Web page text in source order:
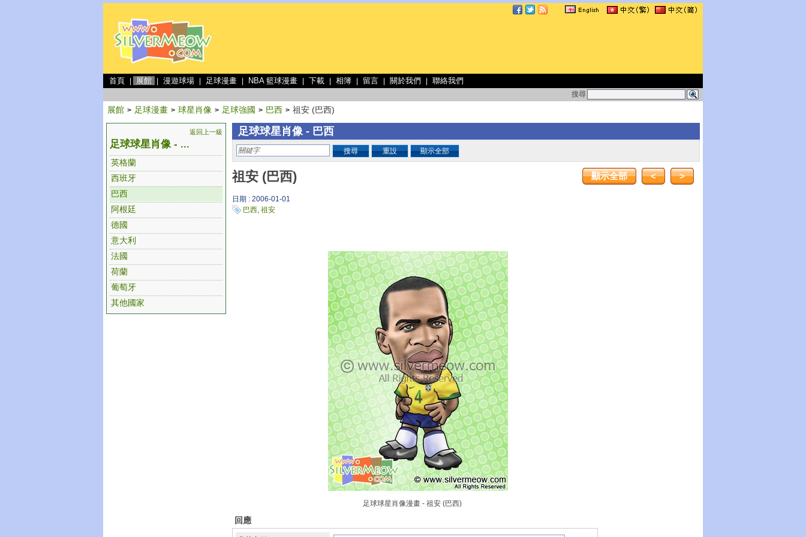
首頁 展館 漫遊球場 足球漫畫 NBA 籃球漫畫 下載 相簿 留言 關於我們 聯絡我們
搜尋
展館 > 足球漫畫 > 球星肖像 > 足球強國 > 巴西 > 祖安 (巴西)
返回上一級
足球球星肖像 - ...
英格蘭
西班牙
巴西
阿根廷
德國
意大利
法國
荷蘭
葡萄牙
其他國家
足球球星肖像 - 巴西
搜尋 重設 顯示全部
祖安 (巴西) 顯示全部 < >
日期 : 2006-01-01
巴西, 祖安
足球球星肖像漫畫 - 祖安 (巴西)
回應